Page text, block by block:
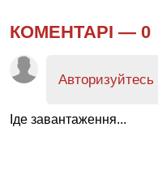
КОМЕНТАРІ — 0
Авторизуйтесь
Іде завантаження...